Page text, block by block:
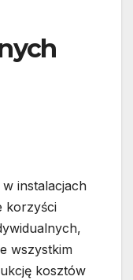
instalacjach
korzyści
wszystkim
kosztów